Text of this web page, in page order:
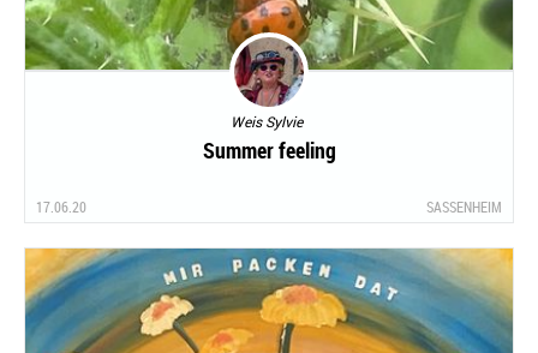
Weis Sylvie
Summer feeling
17.06.20 SASSENHEIM